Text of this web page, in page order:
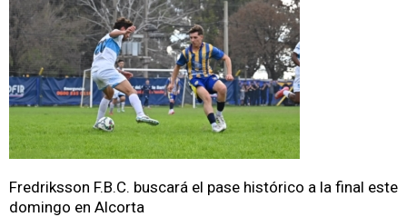
Fredriksson F.B.C. buscará el pase histórico a la final este
domingo en Alcorta